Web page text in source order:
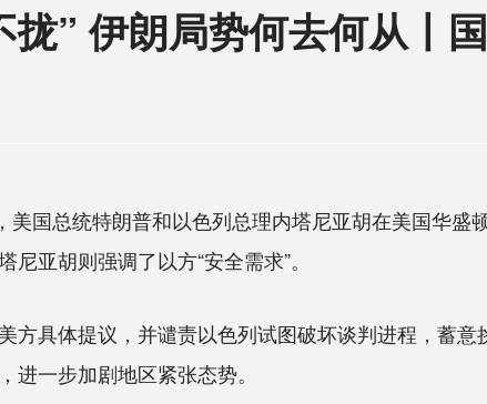
” 伊朗局势何去何从丨
总统特朗普和以色列总理内塔尼亚胡在美国华盛
亚胡则强调了以方“安全需求”。
具体提议，并谴责以色列试图破坏谈判进程，蓄意
一步加剧地区紧张态势。